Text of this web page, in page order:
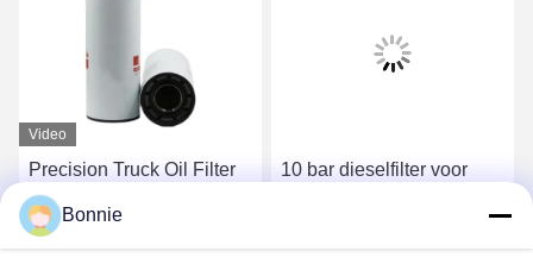
Video
Precision Truck Oil Filter
voor oliefiltratie OEM
LF9009 Diesel Fuel Filter
vervanging
10 bar dieselfilter voor
motorfunctionaliteit
Bonnie